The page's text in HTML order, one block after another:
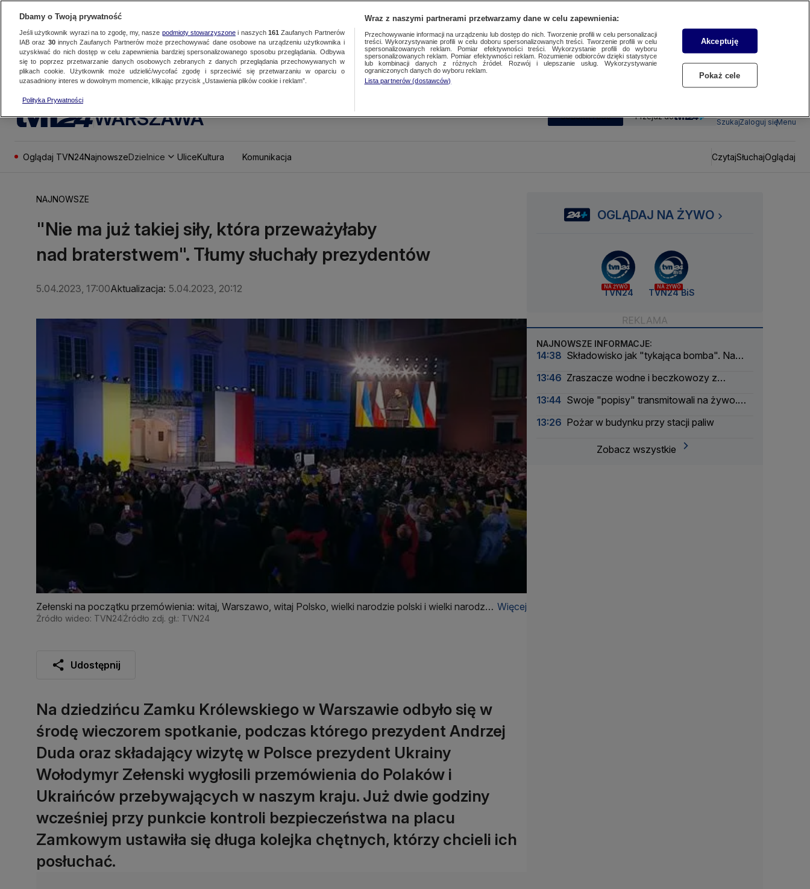
WARSZAWA SUBSKRYBUJ Przejdź do
SzukajZaloguj sięMenu
Oglądaj TVN24NajnowszeDzielnice UliceKultura Komunikacja CzytajSłuchajOglądaj
NAJNOWSZE
"Nie ma już takiej siły, która przeważyłaby
nad braterstwem". Tłumy słuchały prezydentów
5.04.2023, 17:00Aktualizacja: 5.04.2023, 20:12
Zełenski na początku przemówienia: witaj, Warszawo, witaj Polsko, wielki narodzie polski i wielki narodzie
ukraiński!
Więcej
Źródło wideo: TVN24Źródło zdj. gł.: TVN24
Udostępnij
Na dziedzińcu Zamku Królewskiego w Warszawie odbyło się w
środę wieczorem spotkanie, podczas którego prezydent Andrzej
Duda oraz składający wizytę w Polsce prezydent Ukrainy
Wołodymyr Zełenski wygłosili przemówienia do Polaków i
Ukraińców przebywających w naszym kraju. Już dwie godziny
wcześniej przy punkcie kontroli bezpieczeństwa na placu
Zamkowym ustawiła się długa kolejka chętnych, którzy chcieli ich
posłuchać.
OGLĄDAJ NA ŻYWO
NA ŻYWO
TVN24
NA ŻYWO
TVN24 BiS
NAJNOWSZE INFORMACJE:
14:38 Składowisko jak "tykająca bomba". Na
13:46 Zraszacze wodne i beczkowozy z
13:44 Swoje "popisy" transmitowali na żywo.
13:26 Pożar w budynku przy stacji paliw
Zobacz wszystkie
Dbamy o Twoją prywatność
Jeśli użytkownik wyrazi na to zgodę, my, nasze podmioty stowarzyszonei naszych 161 Zaufanych Partnerów
IAB oraz 30innych Zaufanych Partnerów może przechowywać dane osobowe na urządzeniu użytkownika i
uzyskiwać do nich dostęp w celu zapewnienia bardziej spersonalizowanego sposobu przeglądania. Odbywa
się to poprzez przetwarzanie danych osobowych zebranych z danych przeglądania przechowywanych w
plikach cookie. Użytkownik może udzielić/wycofać zgodę i sprzeciwić się przetwarzaniu w oparciu o
uzasadniony interes w dowolnym momencie, klikając przycisk „Ustawienia plików cookie i reklam”.
Polityka Prywatności
Wraz z naszymi partnerami przetwarzamy dane w celu zapewnienia:
Przechowywanie informacji na urządzeniu lub dostęp do nich. Tworzenie profili w celu personalizacji
treści. Wykorzystywanie profili w celu doboru spersonalizowanych treści. Tworzenie profili w celu
spersonalizowanych reklam. Pomiar efektywności treści. Wykorzystanie profili do wyboru
spersonalizowanych reklam. Pomiar efektywności reklam. Rozumienie odbiorców dzięki statystyce
lub kombinacji danych z różnych źródeł. Rozwój i ulepszanie usług. Wykorzystywanie
ograniczonych danych do wyboru reklam.
Lista partnerów (dostawców)
Akceptuję
Pokaż cele